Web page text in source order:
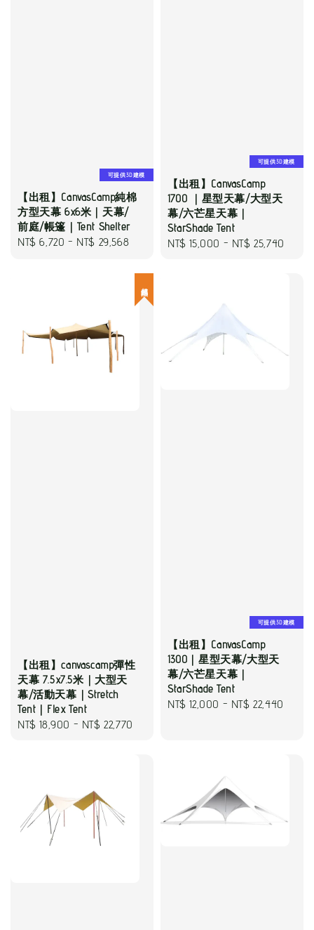
可提供3D建模
【出租】CanvasCamp純棉
方型天幕 6x6米｜天幕/
前庭/帳篷｜Tent Shelter
Regular
NT$ 6,720 - NT$ 29,568
可提供3D建模
【出租】CanvasCamp
1700 ｜星型天幕/大型天
幕/六芒星天幕｜
StarShade Tent
Regular
NT$ 15,000 - NT$ 25,740
【出租】canvascamp彈性
天幕 7.5x7.5米｜大型天
幕/活動天幕｜Stretch
Tent｜Flex Tent
Regular
NT$ 18,900 - NT$ 22,770
可提供3D建模
【出租】CanvasCamp
1300｜星型天幕/大型天
幕/六芒星天幕｜
StarShade Tent
Regular
NT$ 12,000 - NT$ 22,440